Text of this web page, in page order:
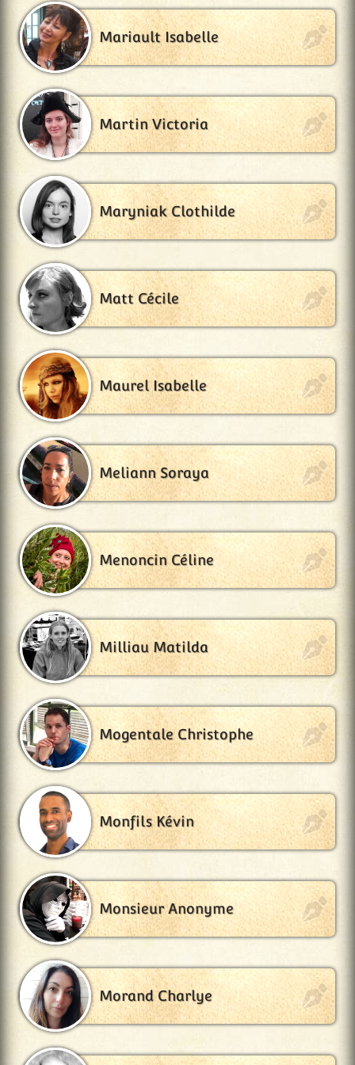
Mariault Isabelle
Martin Victoria
Maryniak Clothilde
Matt Cécile
Maurel Isabelle
Meliann Soraya
Menoncin Céline
Milliau Matilda
Mogentale Christophe
Monfils Kévin
Monsieur Anonyme
Morand Charlye